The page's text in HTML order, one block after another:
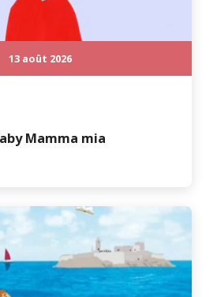
13 août 2026
Mamma mia